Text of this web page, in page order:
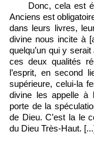
Donc, cela est
Anciens est
dans leurs livres,
divine nous incite à
quelqu’un qui y
ces deux qualités
l’esprit, en second
supérieure, celui-la
divine les appelle à
porte de la
de Dieu. C’est la le
du Dieu Très-Haut.